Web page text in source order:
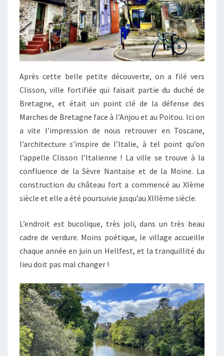
Après cette belle petite découverte, on a filé vers
Clisson, ville fortifiée qui faisait partie du duché de
Bretagne, et était un point clé de la défense des
Marches de Bretagne face à l’Anjou et au Poitou. Ici on
a vite l’impression de nous retrouver en Toscane,
l’architecture s’inspire de l’Italie, à tel point qu’on
l’appelle Clisson l’Italienne ! La ville se trouve à la
confluence de la Sèvre Nantaise et de la Moine. La
construction du château fort a commencé au XIème
siècle et elle a été poursuivie jusqu’au XIIIème siècle.
L’endroit est bucolique, très joli, dans un très beau
cadre de verdure. Moins poétique, le village accueille
chaque année en juin un Hellfest, et la tranquillité du
lieu doit pas mal changer !